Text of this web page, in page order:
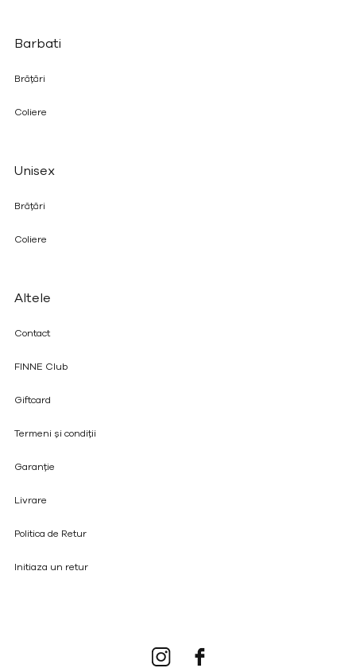
Barbati
Brățări
Coliere
Unisex
Brățări
Coliere
Altele
Contact
FINNE Club
Giftcard
Termeni și condiții
Garanție
Livrare
Politica de Retur
Initiaza un retur